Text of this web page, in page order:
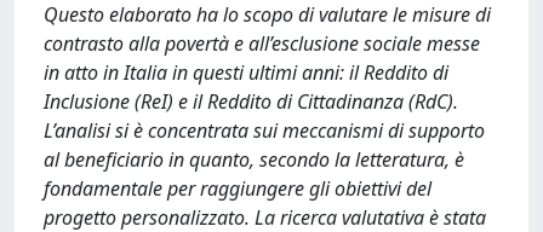
Questo elaborato ha lo scopo di valutare le misure di
contrasto alla povertà e all’esclusione sociale messe
in atto in Italia in questi ultimi anni: il Reddito di
Inclusione (ReI) e il Reddito di Cittadinanza (RdC).
L’analisi si è concentrata sui meccanismi di supporto
al beneficiario in quanto, secondo la letteratura, è
fondamentale per raggiungere gli obiettivi del
progetto personalizzato. La ricerca valutativa è stata